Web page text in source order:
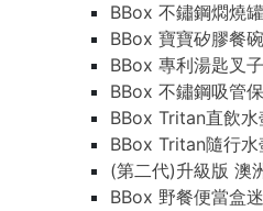
BBox 不鏽鋼燜燒罐
BBox 寶寶矽膠餐
BBox 專利湯匙叉
BBox 不鏽鋼吸管
BBox Tritan直飲
BBox Tritan隨行
(第二代)升級版 澳
BBox 野餐便當盒